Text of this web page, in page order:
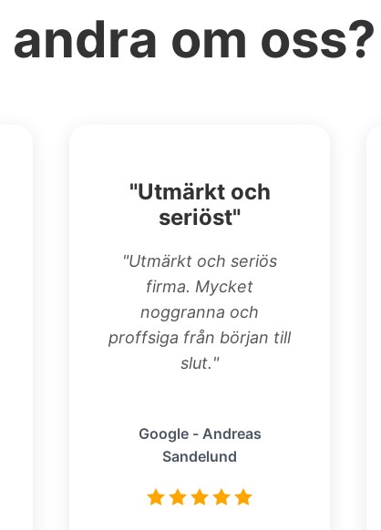
om oss?
"Utmärkt och
seriöst"
"Utmärkt och seriös
firma. Mycket
noggranna och
proffsiga från början till
slut."
Google - Andreas
Sandelund